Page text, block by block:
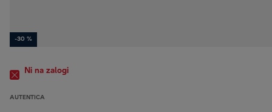
-30 %
Ni na zalogi
AUTENTICA